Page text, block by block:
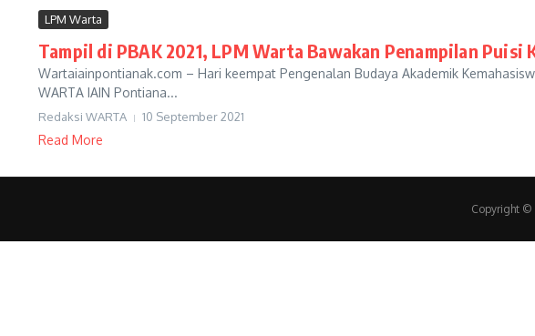
LPM Warta
Tampil di PBAK 2021, LPM Warta Bawakan Penampilan Puisi
Wartaiainpontianak.com – Hari keempat Pengenalan Budaya Akademik
WARTA IAIN Pontiana...
Redaksi WARTA 10 September 2021
Read More
Copyright ©